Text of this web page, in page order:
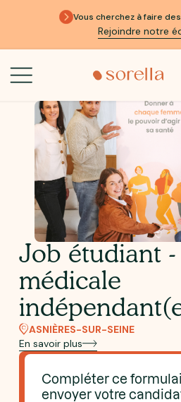
Vous cherchez à faire
Rejoindre notre
Job étudiant -
médicale
ASNIÈRES-SUR-SEINE
En savoir plus
Compléter ce
envoyer votre